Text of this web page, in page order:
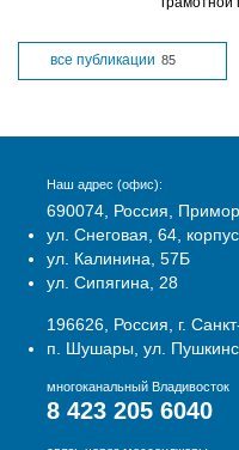
все публикации 85
Наш адрес (офис):
690074, Россия,
ул. Снеговая, 64,
ул. Калинина, 57Б
ул. Сипягина, 28
196626, Россия, г.
п. Шушары, ул.
многоканальный Владивосток
8 423 205 6040